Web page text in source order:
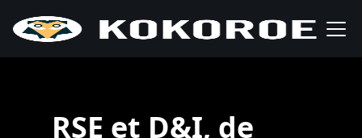
RSE et D&I, de